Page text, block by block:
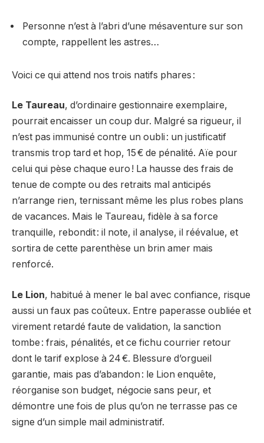
Personne n’est à l’abri d’une mésaventure sur son
compte, rappellent les astres…
Voici ce qui attend nos trois natifs phares :
Le Taureau, d’ordinaire gestionnaire exemplaire,
pourrait encaisser un coup dur. Malgré sa rigueur, il
n’est pas immunisé contre un oubli : un justificatif
transmis trop tard et hop, 15 € de pénalité. Aïe pour
celui qui pèse chaque euro ! La hausse des frais de
tenue de compte ou des retraits mal anticipés
n’arrange rien, ternissant même les plus robes plans
de vacances. Mais le Taureau, fidèle à sa force
tranquille, rebondit : il note, il analyse, il réévalue, et
sortira de cette parenthèse un brin amer mais
renforcé.
Le Lion, habitué à mener le bal avec confiance, risque
aussi un faux pas coûteux. Entre paperasse oubliée et
virement retardé faute de validation, la sanction
tombe : frais, pénalités, et ce fichu courrier retour
dont le tarif explose à 24 €. Blessure d’orgueil
garantie, mais pas d’abandon : le Lion enquête,
réorganise son budget, négocie sans peur, et
démontre une fois de plus qu’on ne terrasse pas ce
signe d’un simple mail administratif.